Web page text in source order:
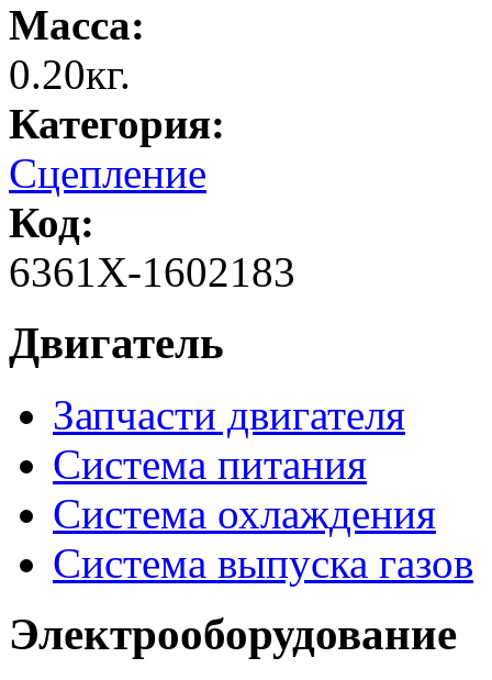
Масса:
0.20кг.
Категория:
Сцепление
Код:
6361Х-1602183
Двигатель
Запчасти двигателя
Система питания
Система охлаждения
Система выпуска газов
Электрооборудование